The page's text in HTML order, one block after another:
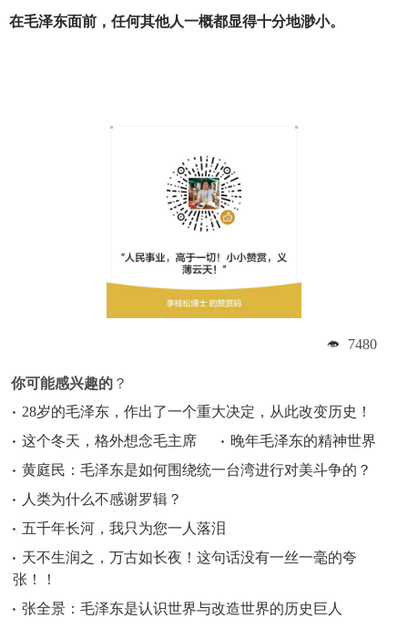
在毛泽东面前，任何其他人一概都显得十分地渺小。
7480
你可能感兴趣的 ？
28岁的毛泽东，作出了一个重大决定，从此改变历史！
这个冬天，格外想念毛主席
晚年毛泽东的精神世界
黄庭民：毛泽东是如何围绕统一台湾进行对美斗争的？
人类为什么不感谢罗辑？
五千年长河，我只为您一人落泪
天不生润之，万古如长夜！这句话没有一丝一毫的夸
张！！
张全景：毛泽东是认识世界与改造世界的历史巨人